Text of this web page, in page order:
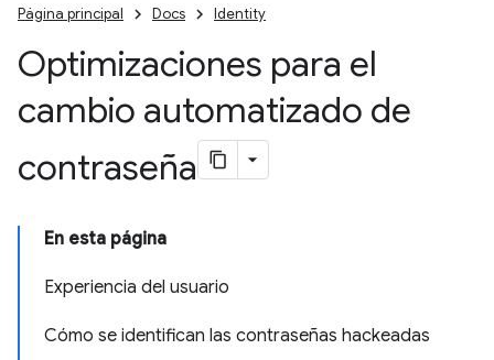
Página principal Docs Identity
Optimizaciones para el
cambio automatizado de
contraseña
En esta página
Experiencia del usuario
Cómo se identifican las contraseñas hackeadas